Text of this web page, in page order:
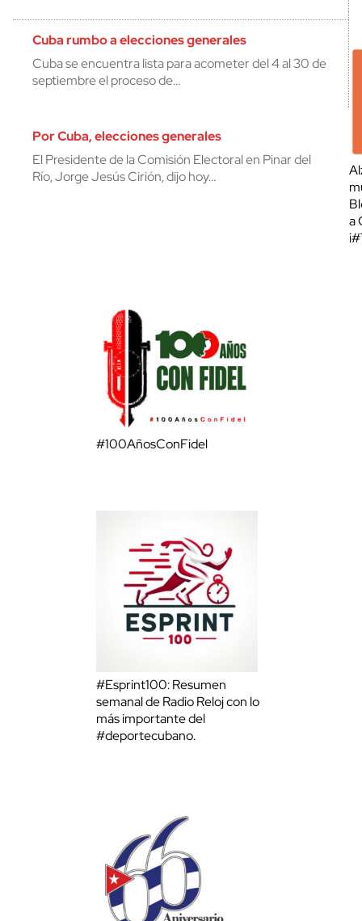
Cuba rumbo a elecciones generales
Cuba se encuentra lista para acometer del 4 al 30 de
septiembre el proceso de…
Por Cuba, elecciones generales
El Presidente de la Comisión Electoral en Pinar del
Río, Jorge Jesús Cirión, dijo hoy…
a
#100AñosConFidel
#Esprint100: Resumen
semanal de Radio Reloj con lo
más importante del
#deportecubano.